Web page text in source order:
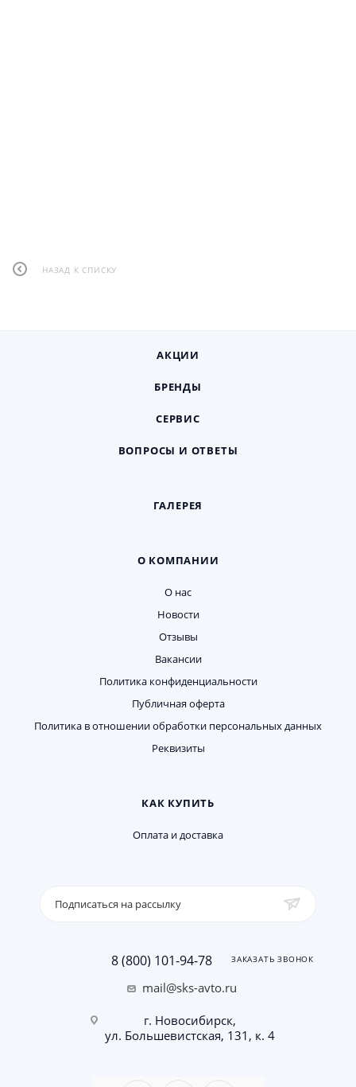
НАЗАД К СПИСКУ
АКЦИИ
БРЕНДЫ
СЕРВИС
ВОПРОСЫ И ОТВЕТЫ
ГАЛЕРЕЯ
О КОМПАНИИ
О нас
Новости
Отзывы
Вакансии
Политика конфиденциальности
Публичная оферта
Политика в отношении обработки персональных данных
Реквизиты
КАК КУПИТЬ
Оплата и доставка
Подписаться на рассылку
8 (800) 101-94-78 ЗАКАЗАТЬ ЗВОНОК
mail@sks-avto.ru
г. Новосибирск,
ул. Большевистская, 131, к. 4